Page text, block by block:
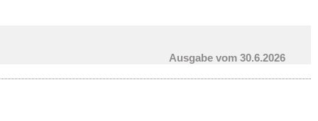
Ausgabe vom 30.6.2026